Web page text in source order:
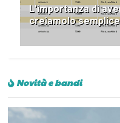
L'importanza di
creiamolo
Novità e bandi